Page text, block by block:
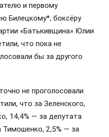
и первому
Билецкому*, боксёру
«Батькивщина» Юлии
что пока не
бы за другого
не проголосовали
что за Зеленского,
14,4% — за депутата
2,5% — за